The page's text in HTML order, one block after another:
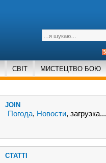
СВІТ МИСТЕЦТВО БОЮ
JOIN
Погода, Новости, загрузка...
СТАТТІ